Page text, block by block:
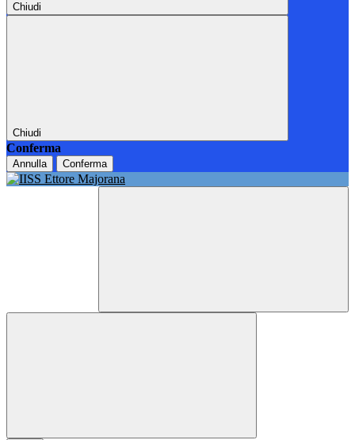
Chiudi
Chiudi
Conferma
Annulla Conferma